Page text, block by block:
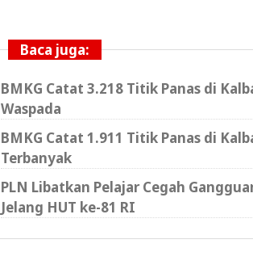
Baca juga:
BMKG Catat 3.218 Titik Panas di
Waspada
BMKG Catat 1.911 Titik Panas di
Terbanyak
PLN Libatkan Pelajar Cegah
Jelang HUT ke-81 RI